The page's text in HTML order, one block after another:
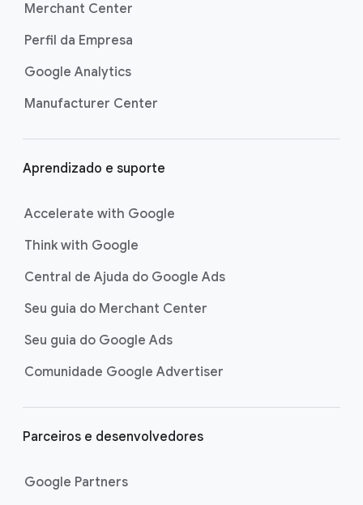
Merchant Center
Perfil da Empresa
Google Analytics
Manufacturer Center
Aprendizado e suporte
Accelerate with Google
Think with Google
Central de Ajuda do Google Ads
Seu guia do Merchant Center
Seu guia do Google Ads
Comunidade Google Advertiser
Parceiros e desenvolvedores
Google Partners